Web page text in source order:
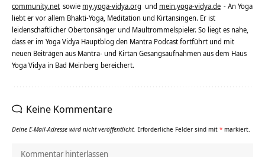
community.net sowie my.yoga-vidya.org und mein.yoga-vidya.de - An Yoga
liebt er vor allem Bhakti-Yoga, Meditation und Kirtansingen. Er ist
leidenschaftlicher Obertonsänger und Maultrommelspieler. So liegt es nahe,
dass er im Yoga Vidya Hauptblog den Mantra Podcast fortführt und mit
neuen Beiträgen aus Mantra- und Kirtan Gesangsaufnahmen aus dem Haus
Yoga Vidya in Bad Meinberg bereichert.
Keine Kommentare
Deine E-Mail-Adresse wird nicht veröffentlicht. Erforderliche Felder sind mit * markiert.